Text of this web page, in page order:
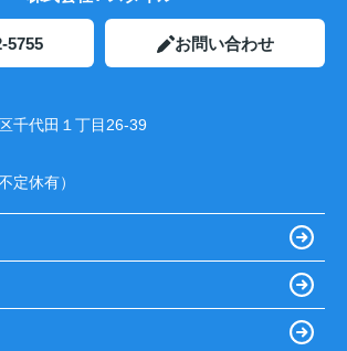
5755 お問い合わせ
千代田１丁目26-39
定休有）